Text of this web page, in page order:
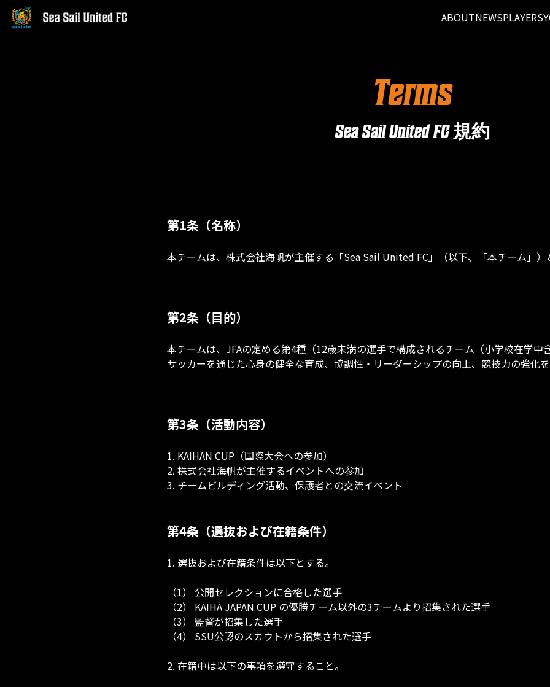
ABOUTNEWSPLAYERS
Terms
Sea Sail United FC規約
第1条（名称）
本チームは、株式会社海帆が主催する「Sea Sail United FC」（以下、「本チーム」）
第2条（目的）
本チームは、JFAの定める第4種（12歳未満の選手で構成されるチーム（小学校在学中
サッカーを通じた心身の健全な育成、協調性・リーダーシップの向上、競技力の強化を
第3条（活動内容）
1. KAIHAN CUP（国際大会への参加）
2. 株式会社海帆が主催するイベントへの参加
3. チームビルディング活動、保護者との交流イベント
第4条（選抜および在籍条件）
1. 選抜および在籍条件は以下とする。
（1） 公開セレクションに合格した選手
（2） KAIHA JAPAN CUP の優勝チーム以外の3チームより招集された選手
（3） 監督が招集した選手
（4） SSU公認のスカウトから招集された選手
2. 在籍中は以下の事項を遵守すること。